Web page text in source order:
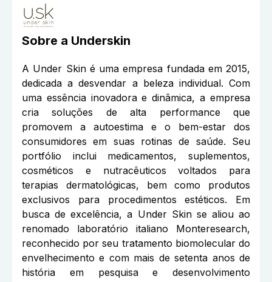
Sobre a Underskin
A Under Skin é uma empresa fundada em 2015,
dedicada a desvendar a beleza individual. Com
uma essência inovadora e dinâmica, a empresa
cria soluções de alta performance que
promovem a autoestima e o bem-estar dos
consumidores em suas rotinas de saúde. Seu
portfólio inclui medicamentos, suplementos,
cosméticos e nutracêuticos voltados para
terapias dermatológicas, bem como produtos
exclusivos para procedimentos estéticos. Em
busca de excelência, a Under Skin se aliou ao
renomado laboratório italiano Monteresearch,
reconhecido por seu tratamento biomolecular do
envelhecimento e com mais de setenta anos de
história em pesquisa e desenvolvimento